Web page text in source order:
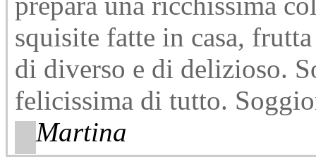
squisite fatte in casa,
di diverso e di delizioso.
felicissima di tutto.
Martina